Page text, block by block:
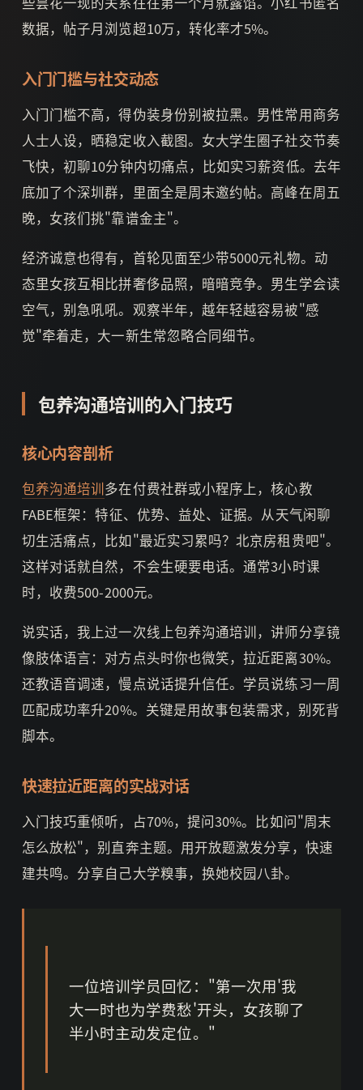
数据，帖子月浏览超10万，转化率才5%。
入门门槛与社交动态
入门门槛不高，得伪装身份别被拉黑。男性常用商务
人士人设，晒稳定收入截图。女大学生圈子社交节奏
飞快，初聊10分钟内切痛点，比如实习薪资低。去年
底加了个深圳群，里面全是周末邀约帖。高峰在周五
晚，女孩们挑"靠谱金主"。
经济诚意也得有，首轮见面至少带5000元礼物。动
态里女孩互相比拼奢侈品照，暗暗竞争。男生学会读
空气，别急吼吼。观察半年，越年轻越容易被"感
觉"牵着走，大一新生常忽略合同细节。
包养沟通培训的入门技巧
核心内容剖析
包养沟通培训多在付费社群或小程序上，核心教
FABE框架：特征、优势、益处、证据。从天气闲聊
切生活痛点，比如"最近实习累吗？北京房租贵吧"。
这样对话就自然，不会生硬要电话。通常3小时课
时，收费500-2000元。
说实话，我上过一次线上包养沟通培训，讲师分享镜
像肢体语言：对方点头时你也微笑，拉近距离30%。
还教语音调速，慢点说话提升信任。学员说练习一周
匹配成功率升20%。关键是用故事包装需求，别死背
脚本。
快速拉近距离的实战对话
入门技巧重倾听，占70%，提问30%。比如问"周末
怎么放松"，别直奔主题。用开放题激发分享，快速
建共鸣。分享自己大学糗事，换她校园八卦。
一位培训学员回忆："第一次用'我
大一时也为学费愁'开头，女孩聊了
半小时主动发定位。"